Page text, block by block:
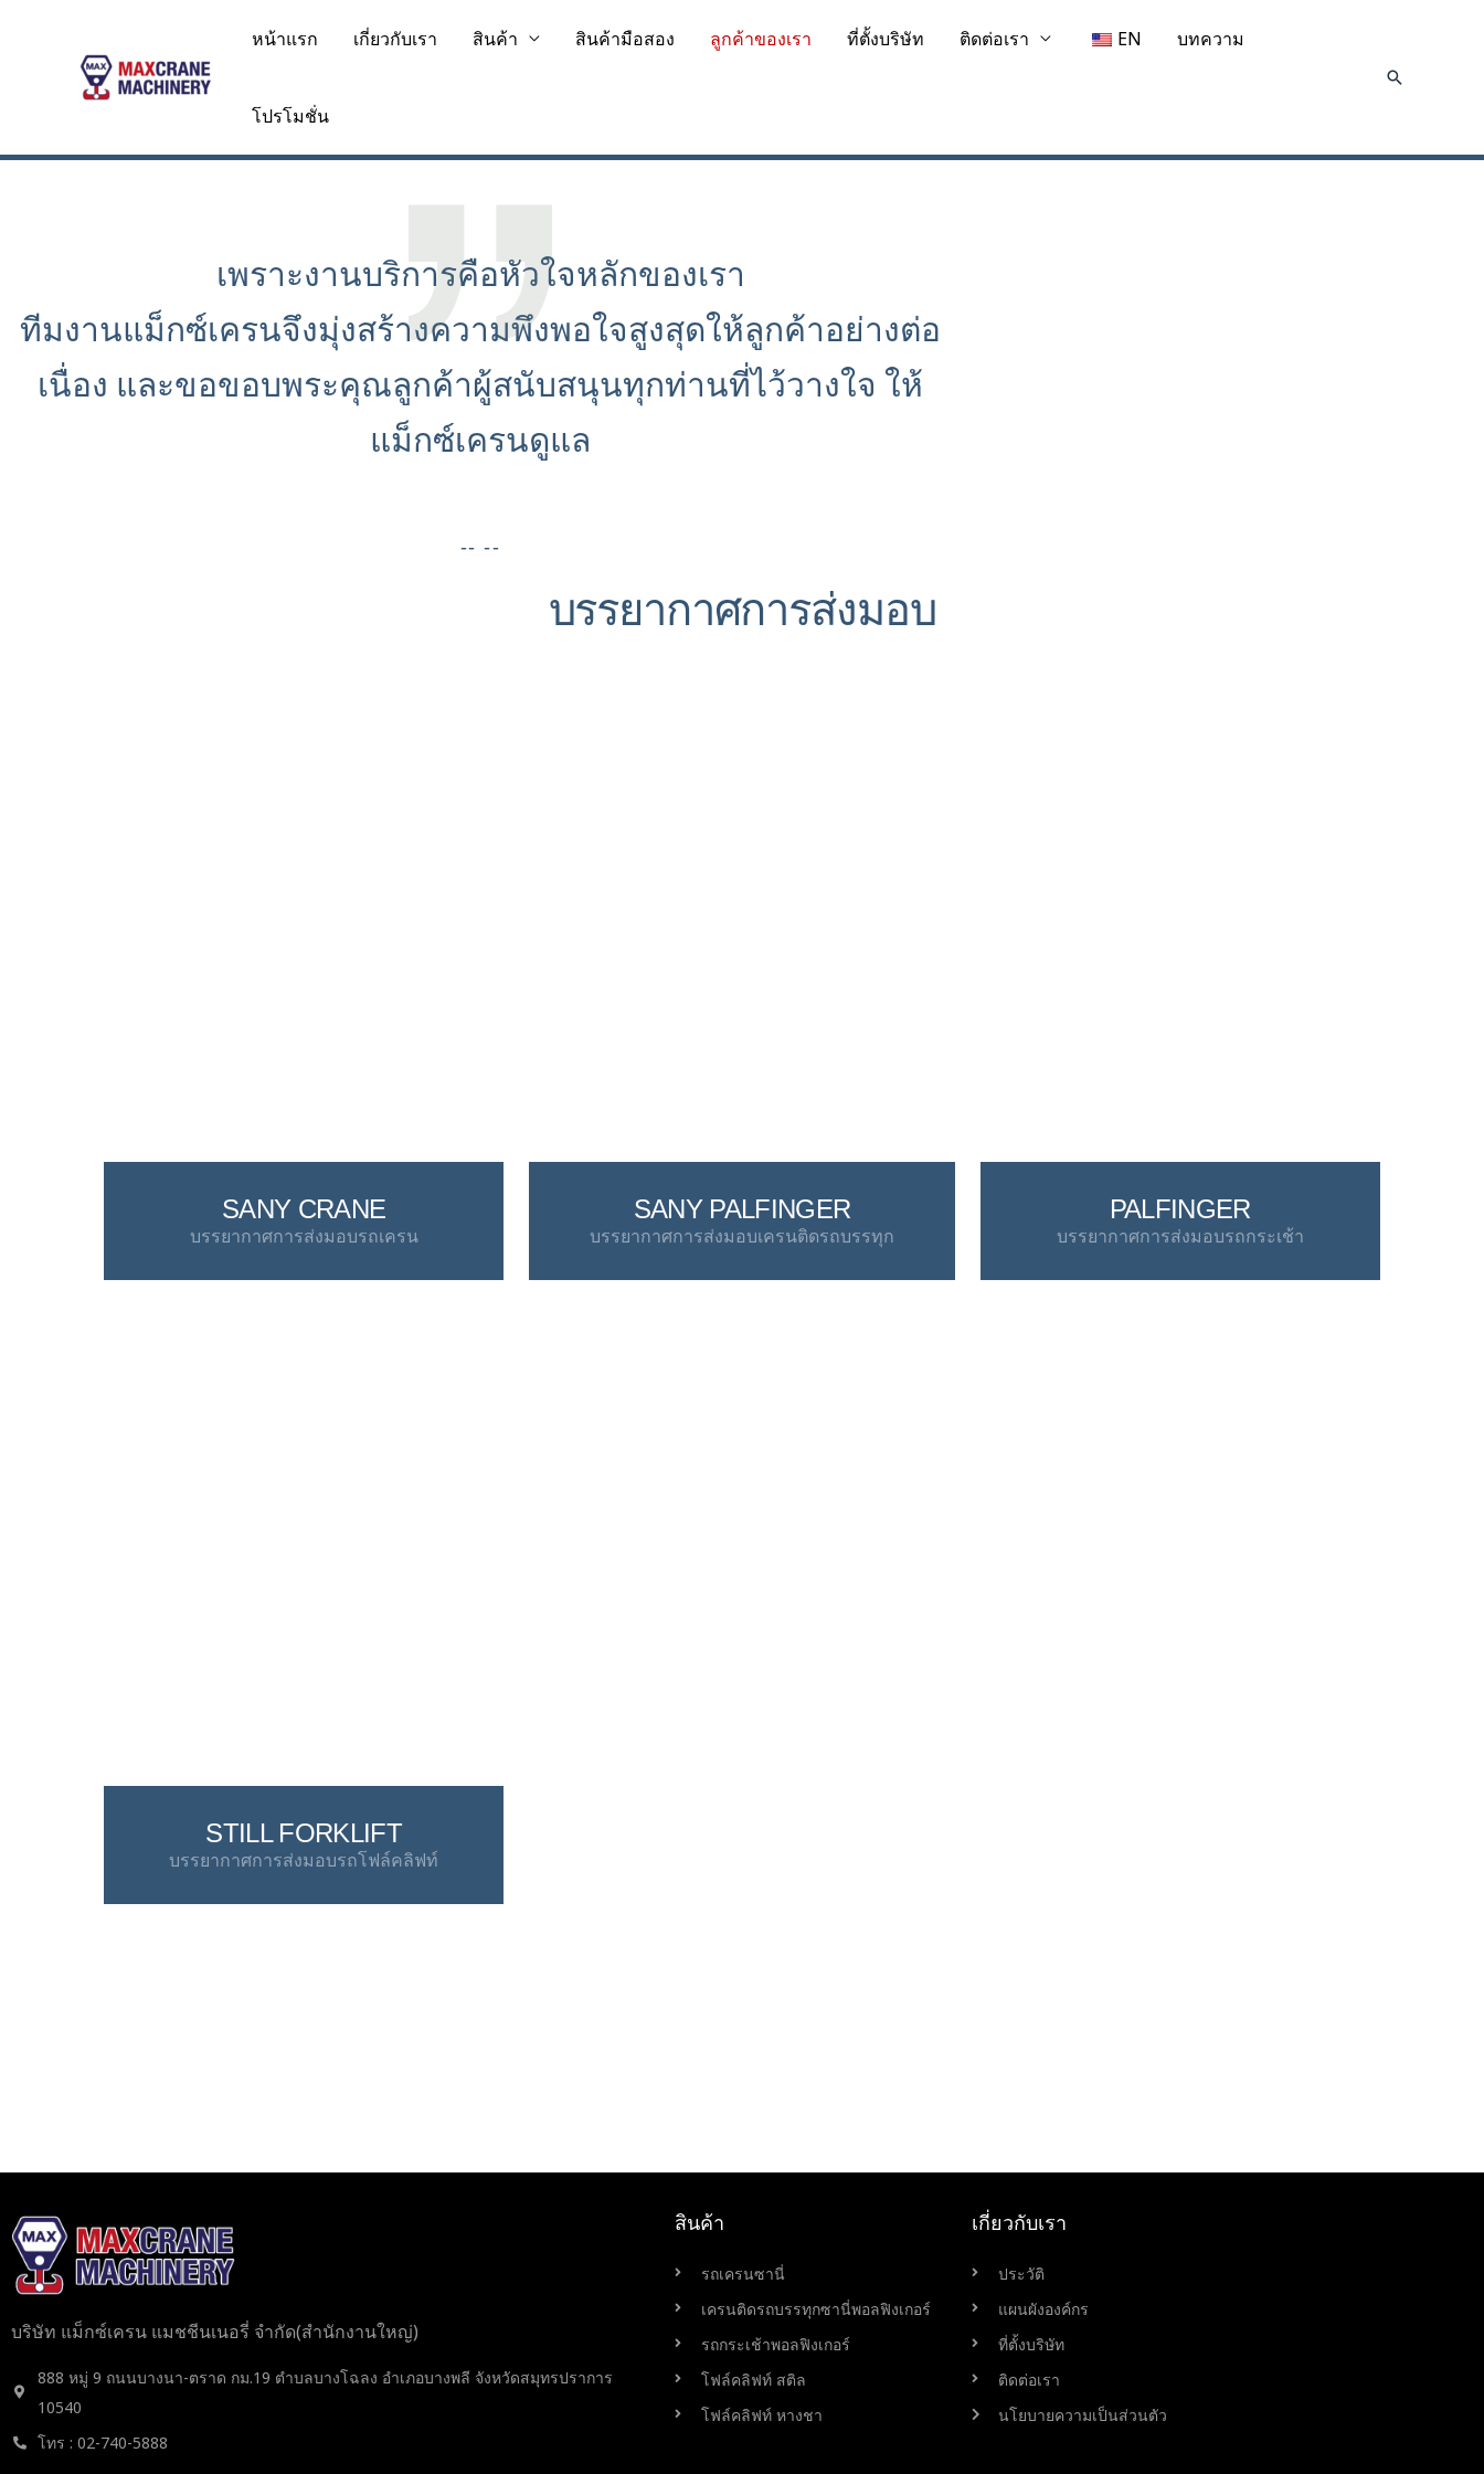
หน้าแรก เกี่ยวกับเรา สินค้า สินค้ามือสอง ลูกค้าของเรา ที่ตั้งบริษัท ติดต่อเรา EN บทความ
โปรโมชั่น
Search
เพราะงานบริการคือหัวใจหลักของเรา
ทีมงานแม็กซ์เครนจึงมุ่งสร้างความพึงพอใจสูงสุดให้ลูกค้าอย่างต่อ
เนื่อง และขอขอบพระคุณลูกค้าผู้สนับสนุนทุกท่านที่ไว้วางใจ ให้
แม็กซ์เครนดูแล
-- --
บรรยากาศการส่งมอบ
SANY CRANE
บรรยากาศการส่งมอบรถเครน
SANY PALFINGER
บรรยากาศการส่งมอบเครนติดรถบรรทุก
PALFINGER
บรรยากาศการส่งมอบรถกระเช้า
STILL FORKLIFT
บรรยากาศการส่งมอบรถโฟล์คลิฟท์
บริษัท แม็กซ์เครน แมชชีนเนอรี่ จำกัด(สำนักงานใหญ่)
888 หมู่ 9 ถนนบางนา-ตราด กม.19 ตำบลบางโฉลง อำเภอบางพลี จังหวัดสมุทรปราการ
10540
โทร : 02-740-5888
สินค้า
รถเครนซานี่
เครนติดรถบรรทุกซานี่พอลฟิงเกอร์
รถกระเช้าพอลฟิงเกอร์
โฟล์คลิฟท์ สติล
โฟล์คลิฟท์ หางชา
เกี่ยวกับเรา
ประวัติ
แผนผังองค์กร
ที่ตั้งบริษัท
ติดต่อเรา
นโยบายความเป็นส่วนตัว